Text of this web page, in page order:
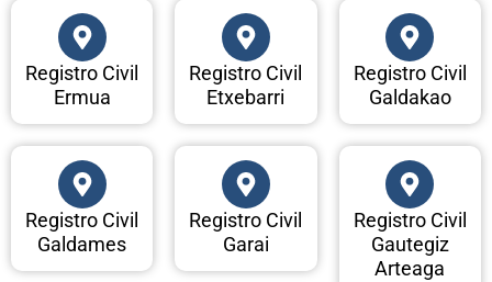
Registro Civil
Ermua
Registro Civil
Etxebarri
Registro Civil
Galdakao
Registro Civil
Galdames
Registro Civil
Garai
Registro Civil
Gautegiz
Arteaga